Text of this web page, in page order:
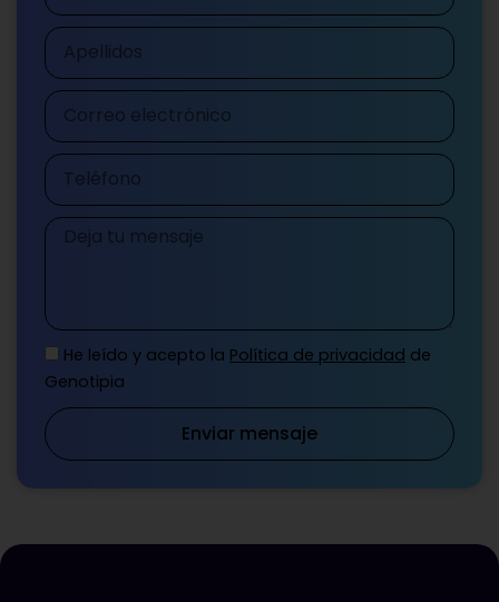
Apellidos
Correo
electrónico
Teléfono
Mensaje
He leído y acepto la Política de privacidad de
Genotipia
Enviar mensaje